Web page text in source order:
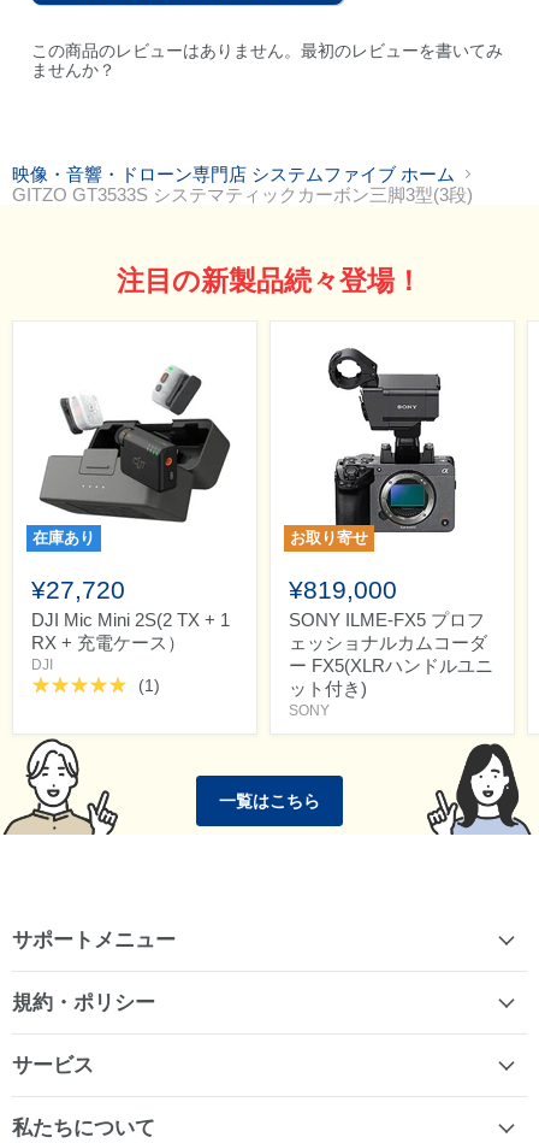
この商品のレビューはありません。最初のレビューを書いてみ
ませんか？
映像・音響・ドローン専門店 システムファイブ ホーム
GITZO GT3533S システマティックカーボン三脚3型(3段)
注目の新製品続々登場！
在庫あり
¥27,720
DJI Mic Mini 2S(2 TX + 1
RX + 充電ケース）
DJI
(1)
お取り寄せ
¥819,000
SONY ILME-FX5 プロフ
ェッショナルカムコーダ
ー FX5(XLRハンドルユニ
ット付き)
SONY
一覧はこちら
サポートメニュー
規約・ポリシー
サービス
私たちについて